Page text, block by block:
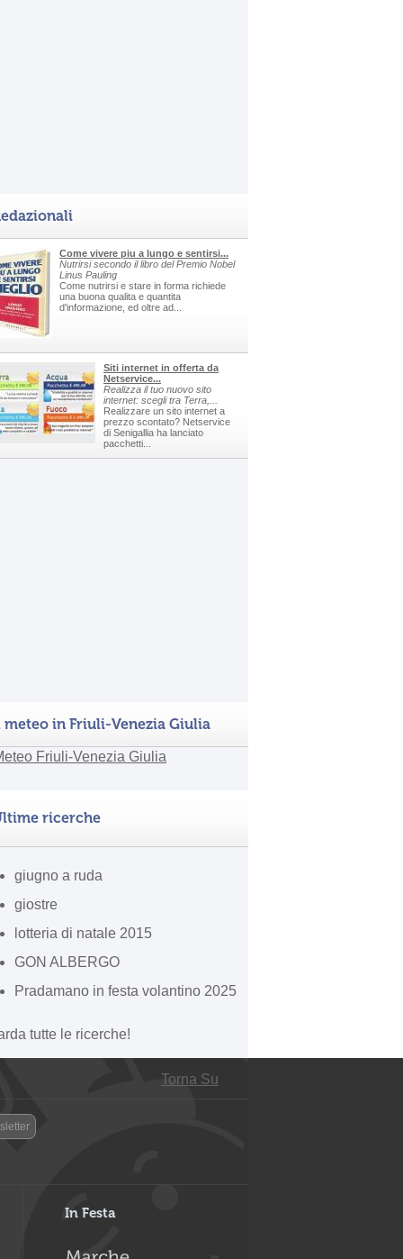
Come vivere piu a lungo e sentirsi...
Nutrirsi secondo il libro del Premio Nobel
Linus Pauling
Come nutrirsi e stare in forma richiede
una buona qualita e quantita
d'informazione, ed oltre ad...
Siti internet in offerta da
Netservice...
Realizza il tuo nuovo sito
internet: scegli tra Terra,...
Realizzare un sito internet a
prezzo scontato? Netservice
di Senigallia ha lanciato
pacchetti...
meteo in Friuli-Venezia Giulia
ricerche
giugno a ruda
giostre
lotteria di natale 2015
GON ALBERGO
Pradamano in festa volantino 2025
tutte le ricerche!
Torna Su
In Festa